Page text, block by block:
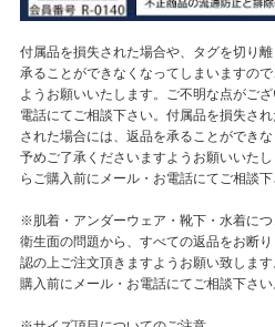
付属品を損失された場合や、タグを切り
承ることができなくなってしまいますの
ようお願いいたします。ご不明な点がご
電話にてご相談下さい。付属品を損失さ
された場合には、返品を承ることができ
予めご了承くださいますようお願いいた
らご購入前にメール・お電話にてご相談下
※肌着・アンダーウェア・靴下・水着につ
衛生面の問題から、すべての返品をお断
認の上ご注文頂きますようお願い致しま
購入前にメール・お電話にてご相談下さい